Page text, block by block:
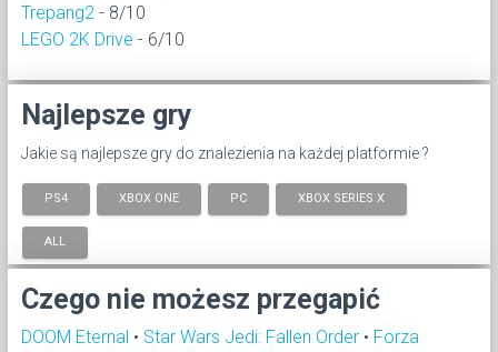
Trepang2 - 8/10
LEGO 2K Drive - 6/10
Najlepsze gry
Jakie są najlepsze gry do znalezienia na każdej platformie ?
PS4 XBOX ONE PC XBOX SERIES X
ALL
Czego nie możesz przegapić
DOOM Eternal • Star Wars Jedi: Fallen Order • Forza